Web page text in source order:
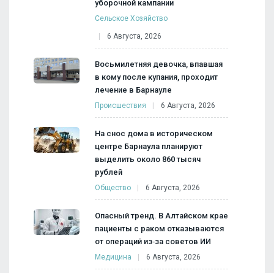
уборочной кампании
Сельское Хозяйство
6 Августа, 2026
Восьмилетняя девочка, впавшая
в кому после купания, проходит
лечение в Барнауле
Происшествия 6 Августа, 2026
На снос дома в историческом
центре Барнаула планируют
выделить около 860 тысяч
рублей
Общество 6 Августа, 2026
Опасный тренд. В Алтайском крае
пациенты с раком отказываются
от операций из‑за советов ИИ
Медицина 6 Августа, 2026